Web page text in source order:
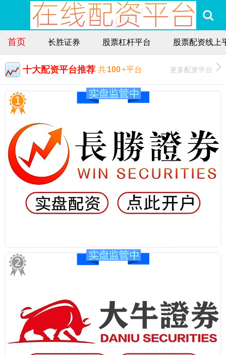
首页 长胜证券 股票杠杆平台 股票配资线上
十大配资平台推荐 共100+平台 更多配资平台